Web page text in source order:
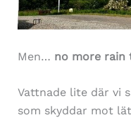
Men… no more rain
Vattnade lite där vi
som skyddar mot